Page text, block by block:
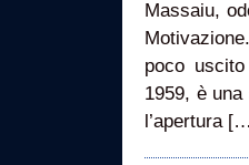
Massaiu,
poco
1959, è
l’apertura